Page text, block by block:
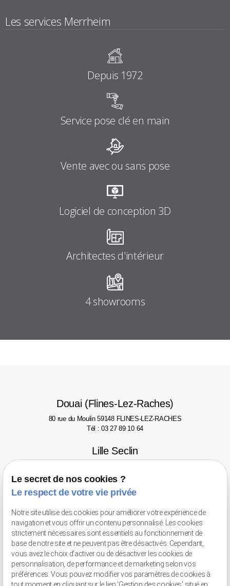
Les services Merrheim
Depuis 1972
Service pose clé en main
Vente avec ou sans pose
Logiciel de conception 3D
Architectes d'intérieur
4 showrooms
Douai (Flines-Lez-Raches)
80 rue du Moulin59148 FLINES-LEZ-RACHES
Tél : 03 27 89 10 64
Lille Seclin
Rue de l'Artisanat 59113 SECLIN
Le Touquet-Paris-Plage
2 avenue des phares62520 LE TOUQUET
Tél : 03 21 06 77 46
Valenciennes
Avenue Pompidou
59300 VALENCIENNES - Face au Gaumont
Tél : 03 66 20 02 52
Le secret de nos cookies ?
Le respect de votre vie privée
Notre site utilise des cookies pour améliorer votre expérience de
navigation et vous offrir un contenu personnalisé. Les cookies
strictement nécessaires sont essentiels au fonctionnement de
base de notre site et ne peuvent pas être désactivés. Cependant,
vous avez le choix d'activer ou de désactiver les cookies de
personnalisation, de performance et de marketing selon vos
préférences. Vous pouvez modifier vos paramètres de cookies à